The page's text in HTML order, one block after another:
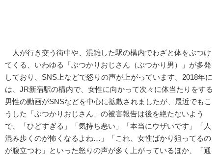
人が行き交う街中や、混雑した駅の構内でわざと体をぶつけ
てくる、いわゆる「ぶつかりおじさん（ぶつかり男）」が多発
しており、SNS上などで怒りの声が上がっています。2018年に
は、JR新宿駅の構内で、女性に向かって次々に体当たりをする
男性の動画がSNSなどを中心に拡散されましたが、最近でもこ
うした「ぶつかりおじさん」の被害報告は後を絶たないよう
で、「ひどすぎる」「気持ち悪い」「本当にウザいです」「人
混み歩くのが怖くなるよね…」「これ、女性ばかり狙ってるの
が腹立つわ」といった怒りの声が多く上がっているほか、「通